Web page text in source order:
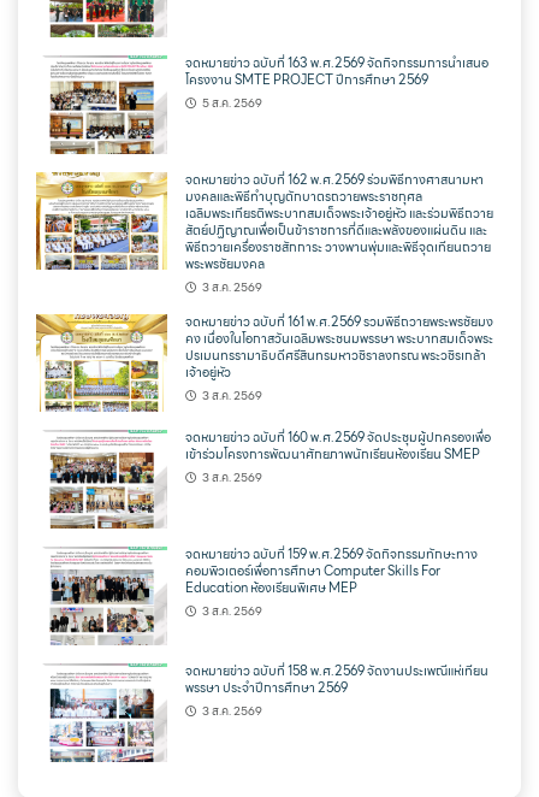
จดหมายข่าว ฉบับที่ 163 พ.ศ.2569 จัดกิจกรรมการนำเสนอ
โครงงาน SMTE PROJECT ปีการศึกษา 2569
5 ส.ค. 2569
จดหมายข่าว ฉบับที่ 162 พ.ศ.2569 ร่วมพิธีทางศาสนามหา
มงคลและพิธีทำบุญตักบาตรถวายพระราชกุศล
เฉลิมพระเกียรติพระบาทสมเด็จพระเจ้าอยู่หัว และร่วมพิธีถวาย
สัตย์ปฏิญาณเพื่อเป็นข้าราชการที่ดีและพลังของแผ่นดิน และ
พิธีถวายเครื่องราชสักการะ วางพานพุ่มและพิธีจุดเทียนถวาย
พระพรชัยมงคล
3 ส.ค. 2569
จดหมายข่าว ฉบับที่ 161 พ.ศ.2569 รวมพิธีถวายพระพรชัยมง
คง เนื่องในโอกาสวันเฉลิมพระชนมพรรษา พระบาทสมเด็จพระ
ปรเมนทรรามาธิบดีศรีสินทรมหาวชิราลงกรณ พระวชิรเกล้า
เจ้าอยู่หัว
3 ส.ค. 2569
จดหมายข่าว ฉบับที่ 160 พ.ศ.2569 จัดประชุมผู้ปกครองเพื่อ
เข้าร่วมโครงการพัฒนาศักยภาพนักเรียนห้องเรียน SMEP
3 ส.ค. 2569
จดหมายข่าว ฉบับที่ 159 พ.ศ.2569 จัดกิจกรรมทักษะทาง
คอมพิวเตอร์เพื่อการศึกษา Computer Skills For
Education ห้องเรียนพิเศษ MEP
3 ส.ค. 2569
จดหมายข่าว ฉบับที่ 158 พ.ศ.2569 จัดงานประเพณีแห่เทียน
พรรษา ประจำปีการศึกษา 2569
3 ส.ค. 2569